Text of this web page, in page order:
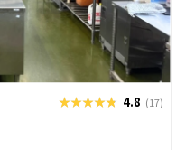
★★★★★
★★★★★ 4.8 (17)